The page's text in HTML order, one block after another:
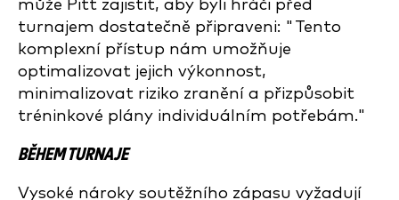
může Pitt zajistit, aby byli hráči před
turnajem dostatečně připraveni: "Tento
komplexní přístup nám umožňuje
optimalizovat jejich výkonnost,
minimalizovat riziko zranění a přizpůsobit
tréninkové plány individuálním potřebám."
BĚHEM TURNAJE
Vysoké nároky soutěžního zápasu vyžadují